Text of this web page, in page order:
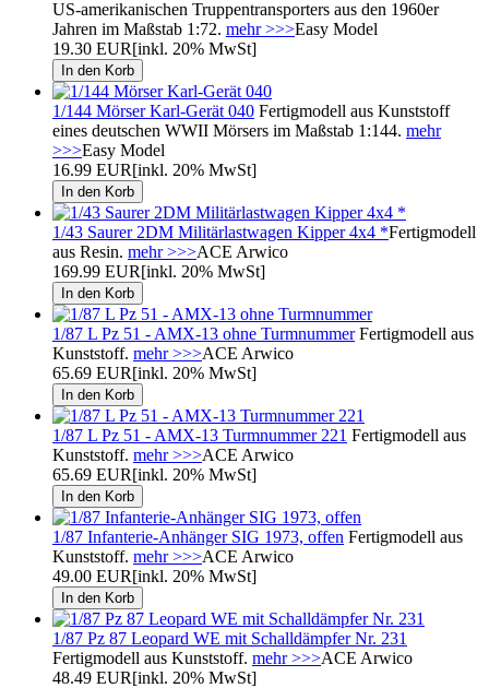
US-amerikanischen Truppentransporters aus den 1960er
Jahren im Maßstab 1:72. mehr >>>Easy Model
19.30 EUR[inkl. 20% MwSt]
1/144 Mörser Karl-Gerät 040 Fertigmodell aus Kunststoff
eines deutschen WWII Mörsers im Maßstab 1:144. mehr
>>>Easy Model
16.99 EUR[inkl. 20% MwSt]
1/43 Saurer 2DM Militärlastwagen Kipper 4x4 *Fertigmodell
aus Resin. mehr >>>ACE Arwico
169.99 EUR[inkl. 20% MwSt]
1/87 L Pz 51 - AMX-13 ohne TurmnummerFertigmodell aus
Kunststoff. mehr >>>ACE Arwico
65.69 EUR[inkl. 20% MwSt]
1/87 L Pz 51 - AMX-13 Turmnummer 221 Fertigmodell aus
Kunststoff. mehr >>>ACE Arwico
65.69 EUR[inkl. 20% MwSt]
1/87 Infanterie-Anhänger SIG 1973, offen Fertigmodell aus
Kunststoff. mehr >>>ACE Arwico
49.00 EUR[inkl. 20% MwSt]
1/87 Pz 87 Leopard WE mit Schalldämpfer Nr. 231
Fertigmodell aus Kunststoff. mehr >>>ACE Arwico
48.49 EUR[inkl. 20% MwSt]